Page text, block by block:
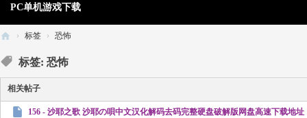
PC单机游戏下载
梦
幻
星
› 标签 › 恐怖
标签: 恐怖
相关帖子
156 - 沙耶之歌 沙耶の唄中文汉化解码去码完整硬盘破解版网盘高速下载地址